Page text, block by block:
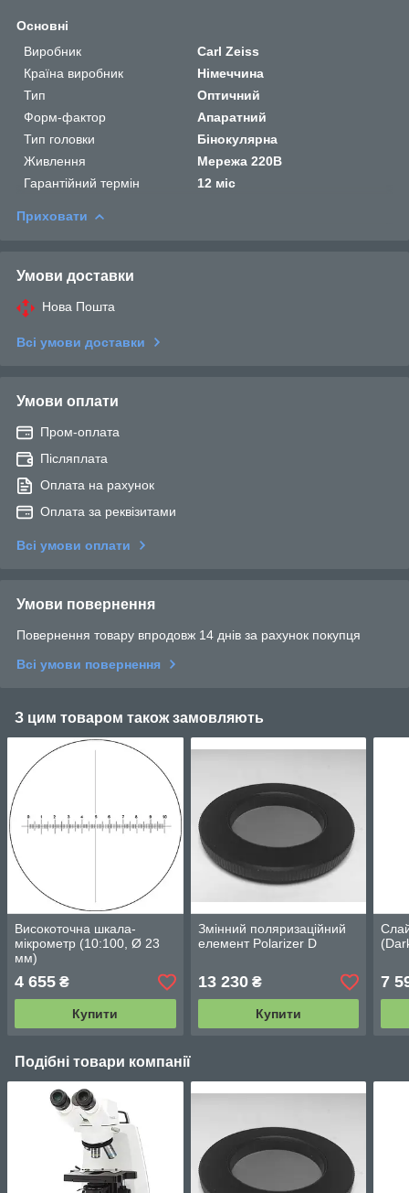
Основні
Виробник
Carl Zeiss
Країна виробник
Німеччина
Тип
Оптичний
Форм-фактор
Апаратний
Тип головки
Бінокулярна
Живлення
Мережа 220В
Гарантійний термін
12 міс
Приховати
Умови доставки
Нова Пошта
Всі умови доставки
Умови оплати
Пром-оплата
Післяплата
Оплата на рахунок
Оплата за реквізитами
Всі умови оплати
Умови повернення
Повернення товару впродовж 14 днів за рахунок покупця
Всі умови повернення
З цим товаром також замовляють
Високоточна шкала-
мікрометр (10:100, Ø 23
мм)
4 655 ₴
Купити
Змінний поляризаційний
елемент Polarizer D
13 230₴
Купити
7
Подібні товари компанії